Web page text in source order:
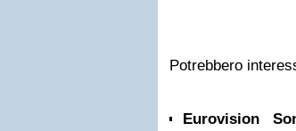
Potrebbero
Eurovision